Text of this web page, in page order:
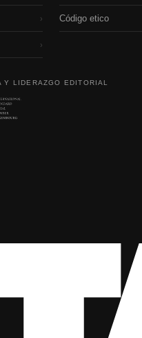
›
›
Código etico
LIDERAZGO EDITORIAL